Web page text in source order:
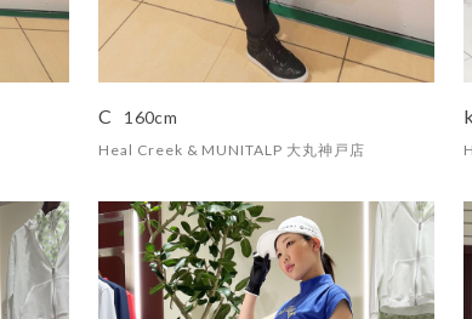
C 160cm
Heal Creek & MUNITALP 大丸神戸店